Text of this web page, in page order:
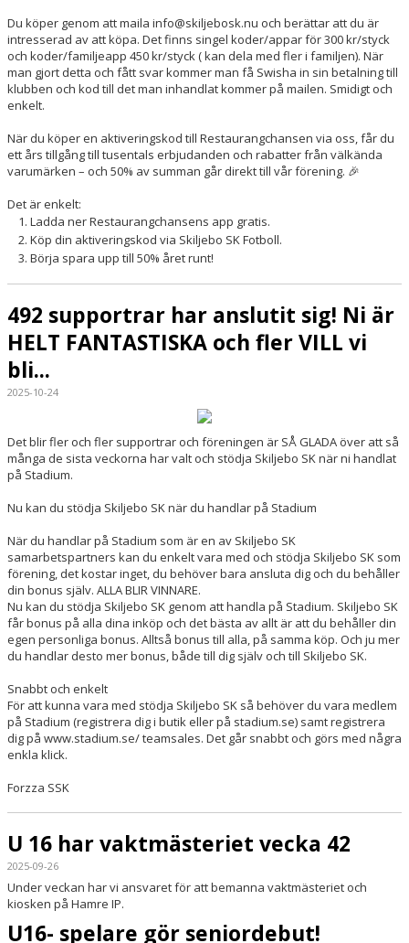
Du köper genom att maila info@skiljebosk.nu och berättar att du är
intresserad av att köpa. Det finns singel koder/appar för 300 kr/styck
och koder/familjeapp 450 kr/styck ( kan dela med fler i familjen). När
man gjort detta och fått svar kommer man få Swisha in sin betalning till
klubben och kod till det man inhandlat kommer på mailen. Smidigt och
enkelt.
När du köper en aktiveringskod till Restaurangchansen via oss, får du
ett års tillgång till tusentals erbjudanden och rabatter från välkända
varumärken – och 50% av summan går direkt till vår förening. 🎉
Det är enkelt:
Ladda ner Restaurangchansens app gratis.
Köp din aktiveringskod via Skiljebo SK Fotboll.
Börja spara upp till 50% året runt!
492 supportrar har anslutit sig! Ni är
HELT FANTASTISKA och fler VILL vi
bli...
2025-10-24
Det blir fler och fler supportrar och föreningen är SÅ GLADA över att så
många de sista veckorna har valt och stödja Skiljebo SK när ni handlat
på Stadium.
Nu kan du stödja Skiljebo SK när du handlar på Stadium
När du handlar på Stadium som är en av Skiljebo SK
samarbetspartners kan du enkelt vara med och stödja Skiljebo SK som
förening, det kostar inget, du behöver bara ansluta dig och du behåller
din bonus själv. ALLA BLIR VINNARE.
Nu kan du stödja Skiljebo SK genom att handla på Stadium. Skiljebo SK
får bonus på alla dina inköp och det bästa av allt är att du behåller din
egen personliga bonus. Alltså bonus till alla, på samma köp. Och ju mer
du handlar desto mer bonus, både till dig själv och till Skiljebo SK.
Snabbt och enkelt
För att kunna vara med stödja Skiljebo SK så behöver du vara medlem
på Stadium (registrera dig i butik eller på stadium.se) samt registrera
dig på www.stadium.se/ teamsales. Det går snabbt och görs med några
enkla klick.
Forzza SSK
U 16 har vaktmästeriet vecka 42
2025-09-26
Under veckan har vi ansvaret för att bemanna vaktmästeriet och
kiosken på Hamre IP.
U16- spelare gör seniordebut!